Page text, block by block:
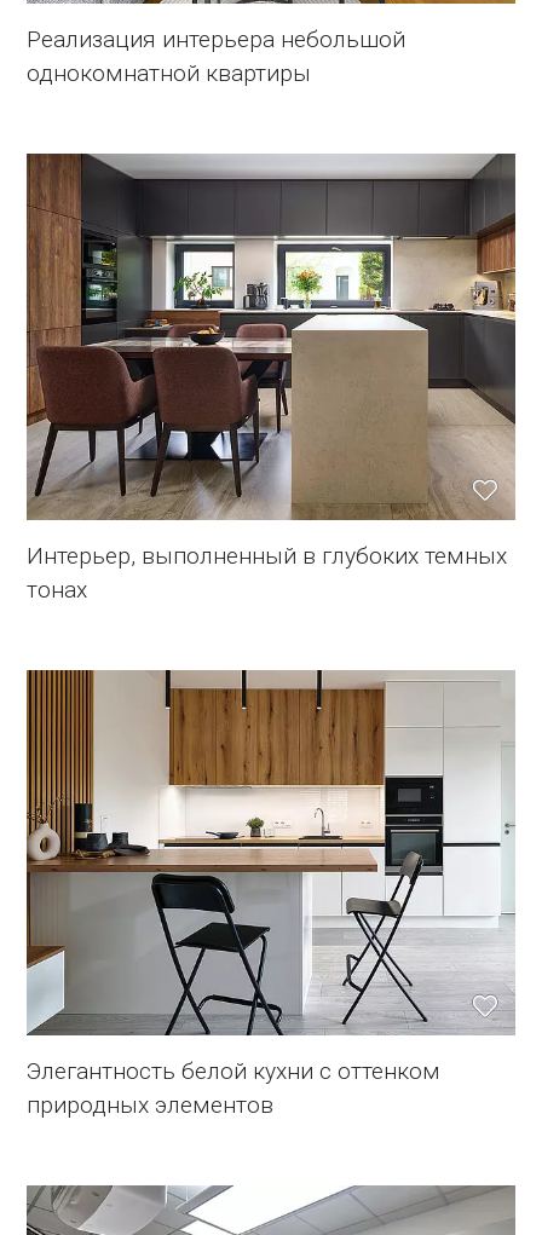
Реализация интерьера небольшой
однокомнатной квартиры
Интерьер, выполненный в глубоких темных
тонах
Элегантность белой кухни с оттенком
природных элементов